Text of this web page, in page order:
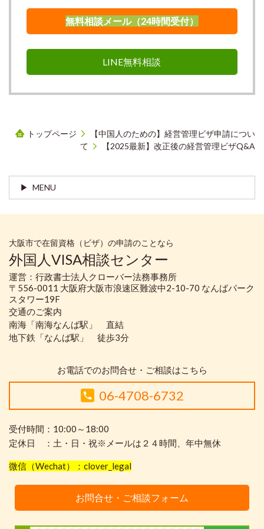
無料相談メール（24時間受付）
LINE無料相談
トップページ
【中国人のための】経営管理ビザ申請につい
て
【2025最新】改正後の経営管理ビザQ&A
MENU
大阪市で在留資格（ビザ）の申請のことなら
外国人VISA相談センター
運営：行政書士法人クローバー法務事務所
〒556-0011 大阪府大阪市浪速区難波中2-10-70 なんばパーク
スタワー19F
交通のご案内
南海「南海なんば駅」 直結
地下鉄「なんば駅」 徒歩3分
お電話でのお問合せ・ご相談はこちら
06-4708-6732
受付時間：10:00～18:00
定休日 ：土・日・祝※メールは２４時間、年中無休
微信（Wechat）：clover_legal
お問合せ・ご相談フォーム